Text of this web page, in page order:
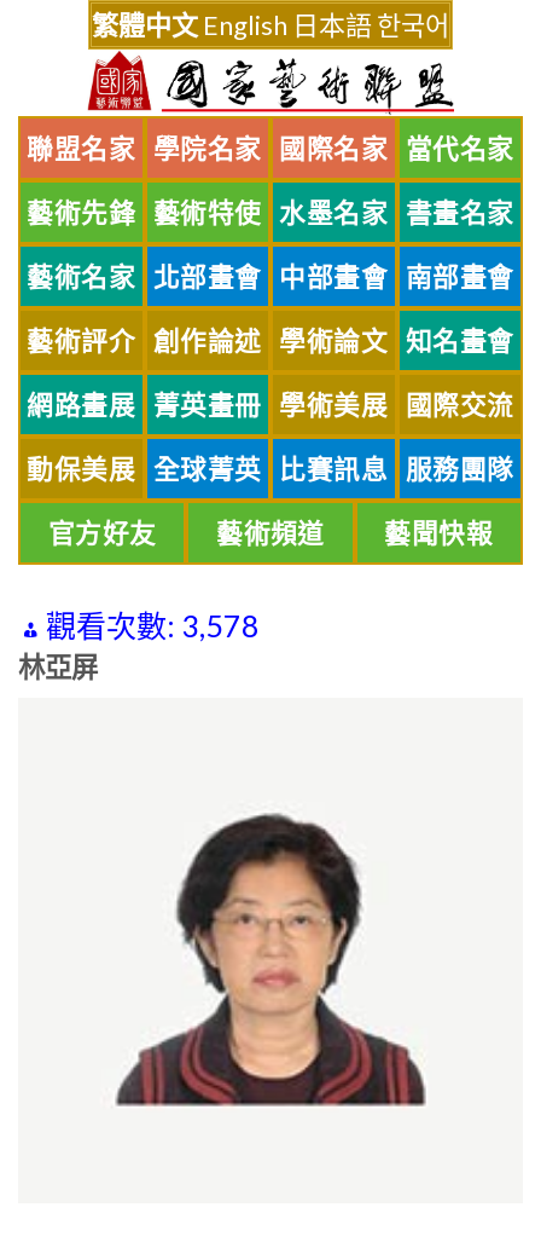
繁體中文 English 日本語한국어
聯盟名家 學院名家 國際名家 當代名家
藝術先鋒 藝術特使 水墨名家 書畫名家
藝術名家 北部畫會 中部畫會 南部畫會
藝術評介 創作論述 學術論文 知名畫會
網路畫展 菁英畫冊 學術美展 國際交流
動保美展 全球菁英 比賽訊息 服務團隊
官方好友 藝術頻道 藝聞快報
觀看次數: 3,578
林亞屏